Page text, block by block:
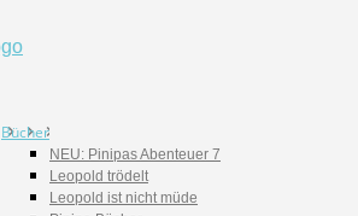
Bücher
NEU: Pinipas Abenteuer 7
Leopold trödelt
Leopold ist nicht müde